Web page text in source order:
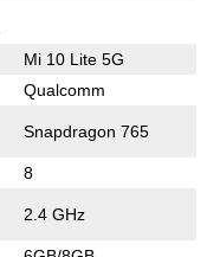
Mi 10 Lite 5G
Qualcomm
Snapdragon 765
8
2.4 GHz